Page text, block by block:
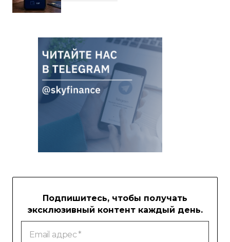
Подпишитесь, чтобы получать
эксклюзивный контент каждый день.
Email
адрес